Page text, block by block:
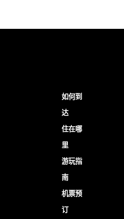
如何到
达
住在哪
里
游玩指
南
机票预
订